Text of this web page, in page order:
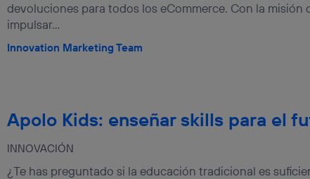
devoluciones para todos los eCommerce. Con la misión
impulsar...
Innovation Marketing Team
INNOVACIÓN
Apolo Kids: enseñar skills para el
¿Te has preguntado si la educación tradicional es